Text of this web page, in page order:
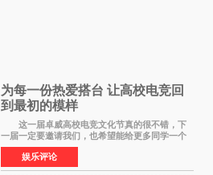
为每一份热爱搭台 让高校电竞回
到最初的模样
这一届卓威高校电竞文化节真的很不错，下
一届一定要邀请我们，也希望能给更多同学一个
来到现场的机会。 2026卓威高校电竞文化节
已经落下帷幕，在活动结束后，仍有不少高校电
竞社负责人和现
娱乐评论